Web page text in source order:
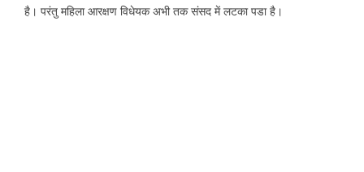
है। परंतु महिला आरक्षण विधेयक अभी तक संसद में लटका पडा है।